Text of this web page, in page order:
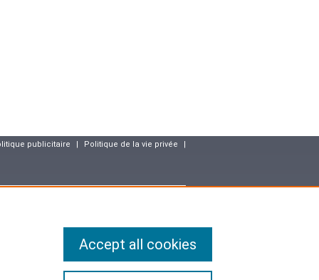
publicitaire | Politique de la vie privée |
aux fichiers et aux libertés, vous disposez des droits
à jour ou effacées les informations vous concernant qui
ou l'utilisation ou la conservation est interdite.
Accept all cookies